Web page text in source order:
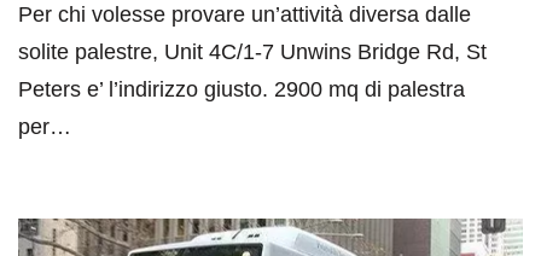
Per chi volesse provare un’attività diversa dalle
solite palestre, Unit 4C/1-7 Unwins Bridge Rd, St
Peters e’ l’indirizzo giusto. 2900 mq di palestra
per…